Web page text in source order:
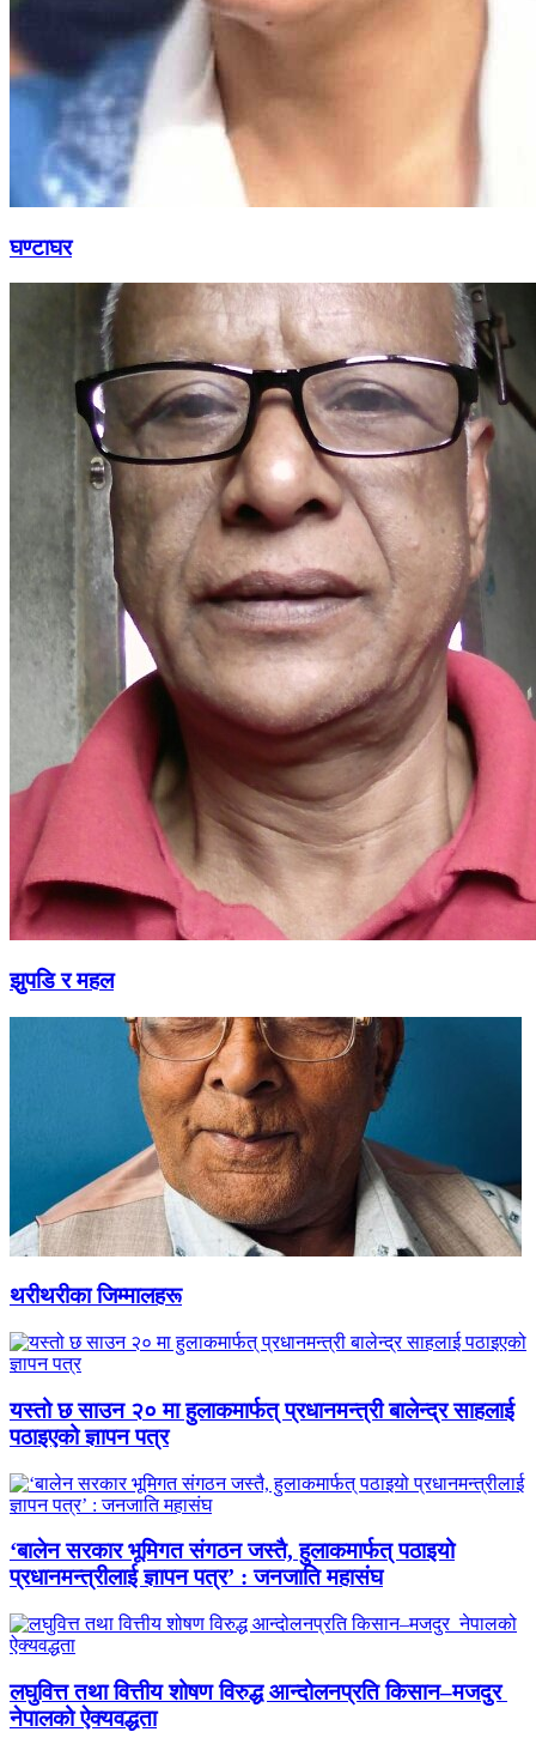
घण्टाघर
झुपडि र महल
थरीथरीका जिम्मालहरू
यस्तो छ साउन २० मा हुलाकमार्फत् प्रधानमन्त्री बालेन्द्र साहलाई
पठाइएको ज्ञापन पत्र
‘बालेन सरकार भूमिगत संगठन जस्तै, हुलाकमार्फत् पठाइयो
प्रधानमन्त्रीलाई ज्ञापन पत्र’ : जनजाति महासंघ
लघुवित्त तथा वित्तीय शोषण विरुद्ध आन्दोलनप्रति किसान–मजदुर
नेपालको ऐक्यवद्धता